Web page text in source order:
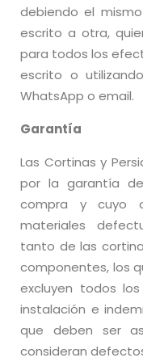
debiendo el
escrito a otra,
para todos los
escrito o
WhatsApp o email.
Garantía
Las Cortinas y
por la garantía
compra y cuyo
materiales
tanto de las
componentes, los
excluyen todos
instalación e
que deben ser
consideran